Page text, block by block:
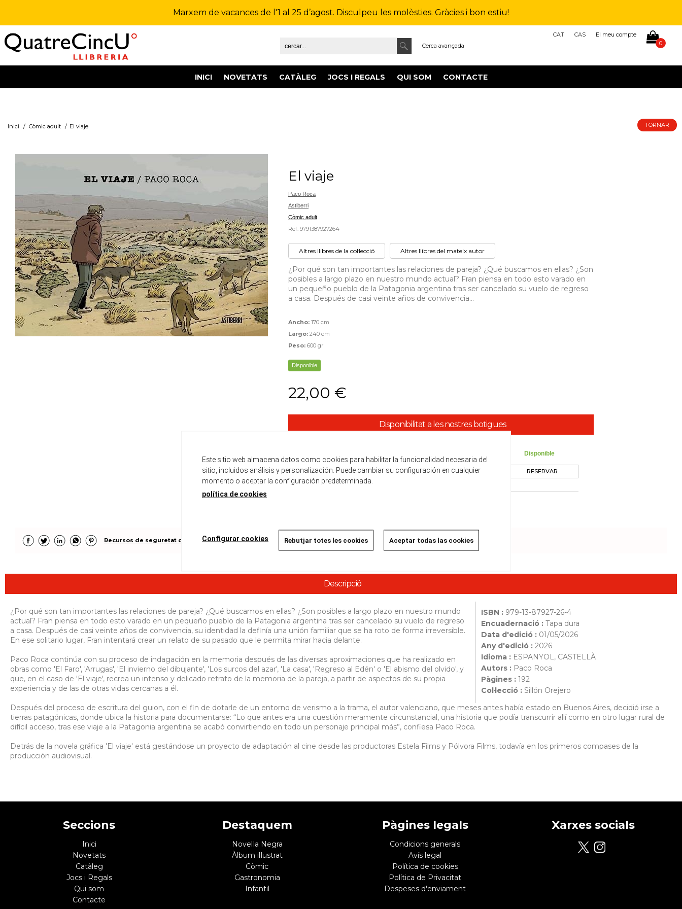
Marxem de vacances de l'1 al 25 d’agost. Disculpeu les molèsties. Gràcies i bon estiu!
CAT CAS
El meu compte
0
INICI NOVETATS CATÀLEG JOCS I REGALS QUI SOM CONTACTE
Cerca avançada
Inici / Còmic adult / El viaje TORNAR
El viaje
Paco Roca
Astiberri
Còmic adult
Ref. 9791387927264
Altres llibres de la col·lecció Altres llibres del mateix autor
¿Por qué son tan importantes las relaciones de pareja? ¿Qué buscamos en ellas? ¿Son
posibles a largo plazo en nuestro mundo actual? Fran piensa en todo esto varado en
un pequeño pueblo de la Patagonia argentina tras ser cancelado su vuelo de regreso
a casa. Después de casi veinte años de convivencia...
Ancho: 170 cm
Largo: 240 cm
Peso: 600 gr
Disponible
22,00 €
Disponibilitat a les nostres botigues
Masnou
Carrer Dr. Josep Agell, 9
08320
Disponible
RESERVAR
Recursos de seguretat del producte
Descripció
ISBN : 979-13-87927-26-4
Encuadernació : Tapa dura
Data d'edició : 01/05/2026
Any d'edició : 2026
Idioma : ESPANYOL, CASTELLÀ
Autors : Paco Roca
Pàgines : 192
Col·lecció : Sillón Orejero
¿Por qué son tan importantes las relaciones de pareja? ¿Qué buscamos en ellas? ¿Son posibles a largo plazo en nuestro mundo
actual? Fran piensa en todo esto varado en un pequeño pueblo de la Patagonia argentina tras ser cancelado su vuelo de regreso
a casa. Después de casi veinte años de convivencia, su identidad la definía una unión familiar que se ha roto de forma irreversible.
En ese solitario lugar, Fran intentará crear un relato de su pasado que le permita mirar hacia delante.
Paco Roca continúa con su proceso de indagación en la memoria después de las diversas aproximaciones que ha realizado en
obras como 'El Faro', 'Arrugas', 'El invierno del dibujante', 'Los surcos del azar', 'La casa', 'Regreso al Edén' o 'El abismo del olvido', y
que, en el caso de 'El viaje', recrea un intenso y delicado retrato de la memoria de la pareja, a partir de aspectos de su propia
experiencia y de las de otras vidas cercanas a él.
Después del proceso de escritura del guion, con el fin de dotarle de un entorno de verismo a la trama, el autor valenciano, que meses antes había estado en Buenos Aires, decidió irse a
tierras patagónicas, donde ubica la historia para documentarse: “Lo que antes era una cuestión meramente circunstancial, una historia que podía transcurrir allí como en otro lugar rural de
difícil acceso, tras ese viaje a la Patagonia argentina se acabó convirtiendo en todo un personaje principal más”, confiesa Paco Roca.
Detrás de la novela gráfica 'El viaje' está gestándose un proyecto de adaptación al cine desde las productoras Estela Films y Pólvora Films, todavía en los primeros compases de la
producción audiovisual.
Seccions
Inici
Novetats
Catàleg
Jocs i Regals
Qui som
Contacte
Destaquem
Novel·la Negra
Àlbum il·lustrat
Còmic
Gastronomia
Infantil
Pàgines legals
Condicions generals
Avís legal
Política de cookies
Política de Privacitat
Despeses d'enviament
Xarxes socials
Este sitio web almacena datos como cookies para habilitar la funcionalidad necesaria del
sitio, incluidos análisis y personalización. Puede cambiar su configuración en cualquier
momento o aceptar la configuración predeterminada.
política de cookies
Configurar cookies Rebutjar totes les cookies Aceptar todas las cookies